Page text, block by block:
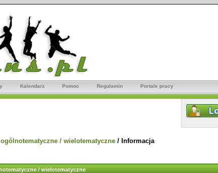
Kalendarz Pomoc Regulamin Portale pracy
/ wielotematyczne / Informacja
/ wielotematyczne